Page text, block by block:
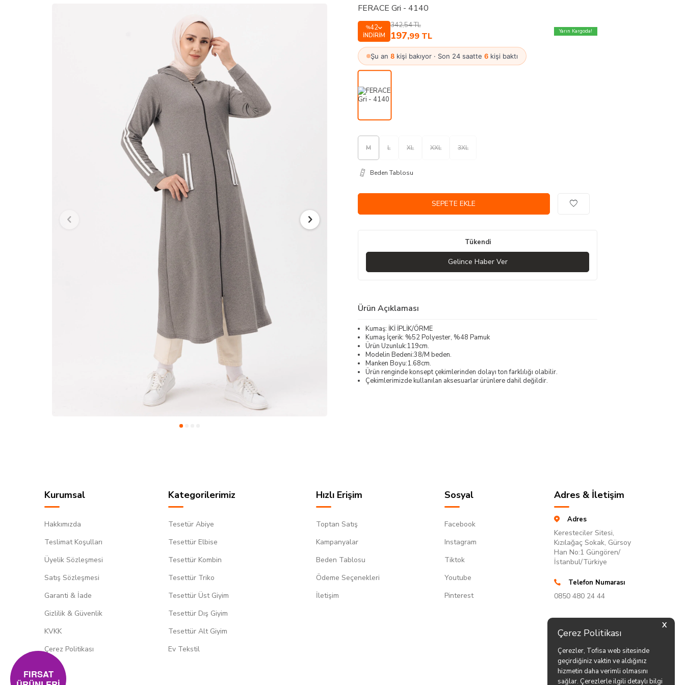
X
Çerez Politikası
Çerezler, Tofisa web sitesinde
geçirdiğiniz vaktin ve aldığınız
hizmetin daha verimli olmasını
sağlar. Çerezlerle ilgili detaylı bilgi
FERACE Gri - 4140
%42
İNDIRIM
342,54TL
197,99 TL Yarın Kargoda!
Şu an 8 kişi bakıyor · Son 24 saatte 6 kişi baktı
M L XL XXL 3XL
Beden Tablosu
SEPETE EKLE
Tükendi
Gelince Haber Ver
Ürün Açıklaması
Kumaş: İKİ İPLİK/ÖRME
Kumaş İçerik: %52 Polyester, %48 Pamuk
Ürün Uzunluk:119cm.
Modelin Bedeni:38/M beden.
Manken Boyu:1.68cm.
Ürün renginde konsept çekimlerinden dolayı ton farklılığı olabilir.
Çekimlerimizde kullanılan aksesuarlar ürünlere dahil değildir.
Kurumsal
Hakkımızda
Teslimat Koşulları
Üyelik Sözleşmesi
Satış Sözleşmesi
Garanti & İade
Gizlilik & Güvenlik
KVKK
Çerez Politikası
Kategorilerimiz
Tesetür Abiye
Tesettür Elbise
Tesettür Kombin
Tesettür Triko
Tesettür Üst Giyim
Tesettür Dış Giyim
Tesettür Alt Giyim
Ev Tekstil
Hızlı Erişim
Toptan Satış
Kampanyalar
Beden Tablosu
Ödeme Seçenekleri
İletişim
Sosyal
Facebook
Instagram
Tiktok
Youtube
Pinterest
Adres & İletişim
Adres
Keresteciler Sitesi,
Kızılağaç Sokak, Gürsoy
Han No:1 Güngören/
İstanbul/Türkiye
Telefon Numarası
0850 480 24 44
FIRSAT